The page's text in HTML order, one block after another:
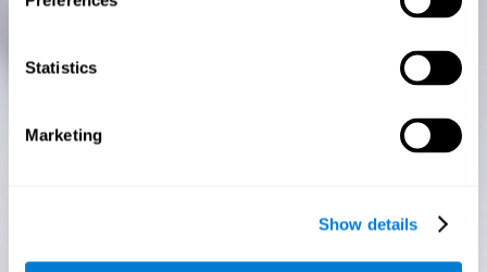
Statistics
Marketing
Show details